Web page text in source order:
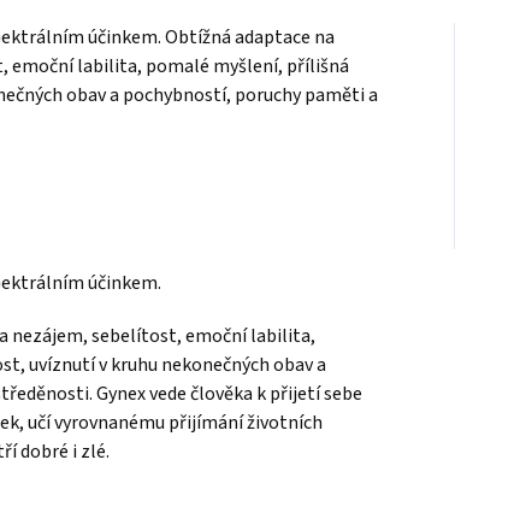
účinkem. Obtížná adaptace na
emoční labilita, pomalé myšlení, přílišná
obav a pochybností, poruchy paměti a
účinkem.
nezájem, sebelítost, emoční labilita,
uvíznutí v kruhu nekonečných obav a
Gynex vede člověka k přijetí sebe
učí vyrovnanému přijímání životních
dobré i zlé.